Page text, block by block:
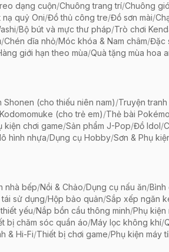
dạng cuộn/Chuông trang trí/Chuông
nạ quỷ Oni/Đồ thủ công tre/Đồ sơn mài/
/Bộ bút và mực thư pháp/Trò chơi
/Chén dĩa nhỏ/Móc khóa & Nam châm/Đặc
giới hạn theo mùa/Quà tặng mùa hoa
Shonen (cho thiếu niên nam)/Truyện
(cho trẻ em)/Thẻ bài
kiện chơi game/Sản phẩm J-Pop/Đồ Idol/
hình nhựa/Dụng cụ Hobby/Sơn & Phụ
nhà bếp/Nồi & Chảo/Dụng cụ nấu ăn/Bình
sử dụng/Hộp bảo quản/Sắp xếp ngăn
yếu/Nắp bồn cầu thông minh/Phụ kiện
bị chăm sóc quần áo/Máy lọc không khí/
& Hi-Fi/Thiết bị chơi game/Phụ kiện máy